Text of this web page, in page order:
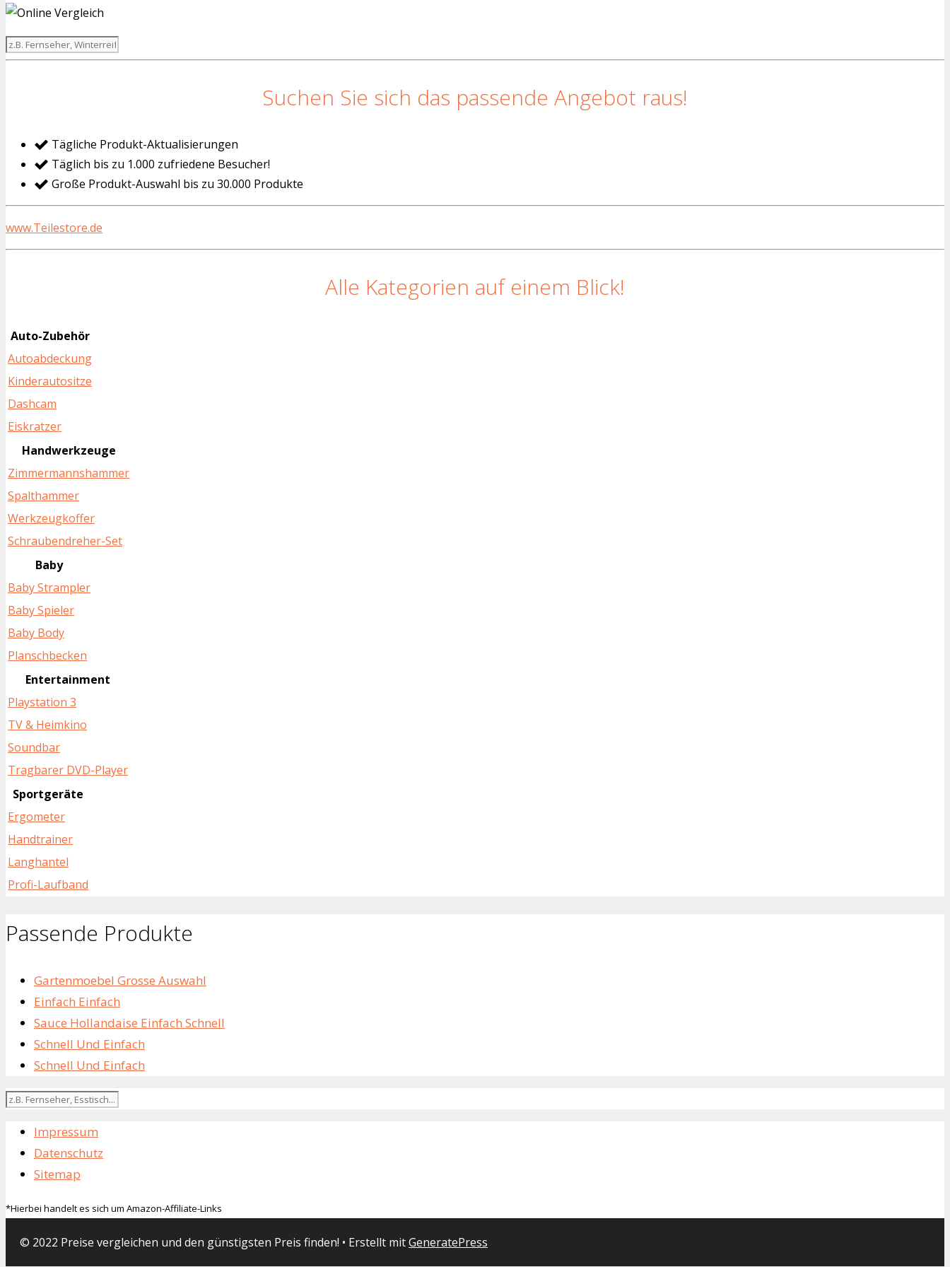
Suchen Sie sich das passende Angebot raus!
Tägliche Produkt-Aktualisierungen
Täglich bis zu 1.000 zufriedene Besucher!
Große Produkt-Auswahl bis zu 30.000 Produkte
www.Teilestore.de
Alle Kategorien auf einem Blick!
Auto-Zubehör
Autoabdeckung
Kinderautositze
Dashcam
Eiskratzer
Handwerkzeuge
Zimmermannshammer
Spalthammer
Werkzeugkoffer
Schraubendreher-Set
Baby
Baby Strampler
Baby Spieler
Baby Body
Planschbecken
Entertainment
Playstation 3
TV & Heimkino
Soundbar
Tragbarer DVD-Player
Sportgeräte
Ergometer
Handtrainer
Langhantel
Profi-Laufband
Passende Produkte
Gartenmoebel Grosse Auswahl
Einfach Einfach
Sauce Hollandaise Einfach Schnell
Schnell Und Einfach
Schnell Und Einfach
Impressum
Datenschutz
Sitemap
*Hierbei handelt es sich um Amazon-Affiliate-Links
© 2022 Preise vergleichen und den günstigsten Preis finden! • Erstellt mitGeneratePress